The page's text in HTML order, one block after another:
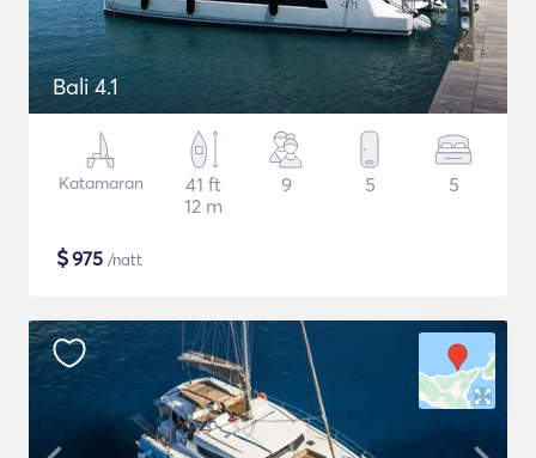
Bali 4.1
Katamaran
41 ft
12 m
9 5 5
$975 /natt